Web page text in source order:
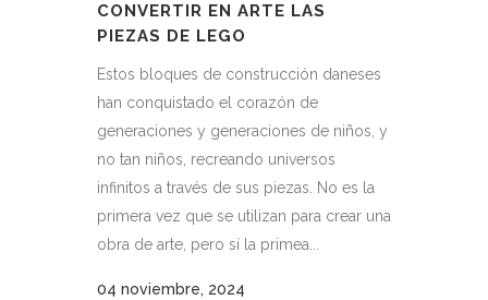
CONVERTIR EN ARTE LAS
PIEZAS DE LEGO
Estos bloques de construcción daneses
han conquistado el corazón de
generaciones y generaciones de niños, y
no tan niños, recreando universos
infinitos a través de sus piezas. No es la
primera vez que se utilizan para crear una
obra de arte, pero sí la primea...
04 noviembre, 2024